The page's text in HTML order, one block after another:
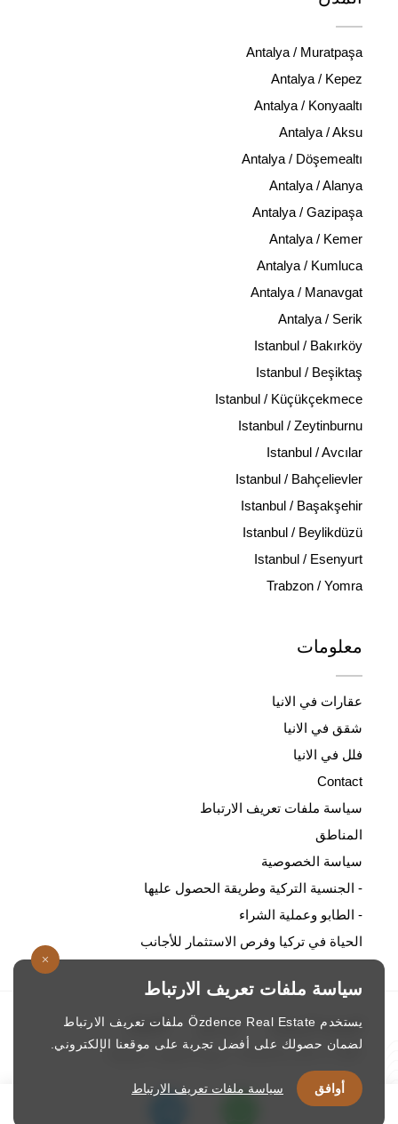
Antalya / Muratpaşa
Antalya / Kepez
Antalya / Konyaaltı
Antalya / Aksu
Antalya / Döşemealtı
Antalya / Alanya
Antalya / Gazipaşa
Antalya / Kemer
Antalya / Kumluca
Antalya / Manavgat
Antalya / Serik
Istanbul / Bakırköy
Istanbul / Beşiktaş
Istanbul / Küçükçekmece
Istanbul / Zeytinburnu
Istanbul / Avcılar
Istanbul / Bahçelievler
Istanbul / Başakşehir
Istanbul / Beylikdüzü
Istanbul / Esenyurt
Trabzon / Yomra
معلومات
عقارات في الانيا
شقق في الانيا
فلل في الانيا
Contact
سياسة ملفات تعريف الارتباط
المناطق
سياسة الخصوصية
- الجنسية التركية وطريقة الحصول عليها
- الطابو وعملية الشراء
الحياة في تركيا وفرص الاستثمار للأجانب
الصفحة الرئيسية / من نحن /
الاتصال
ozdence.com © 1987. جميع الحقوق محفوظة
سياسة ملفات تعريف الارتباط
يستخدم Özdence Real Estate ملفات تعريف الارتباط
لضمان حصولك على أفضل تجربة على موقعنا الإلكتروني.
أوافق سياسة ملفات تعريف الارتباط